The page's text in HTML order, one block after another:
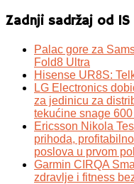
Zadnji sadržaj od IS
Palac gore za
Fold8 Ultra
Hisense UR8S:
LG Electronics
za jedinicu za
tekućine snage
Ericsson Nikola
prihoda,
poslova u prvom
Garmin CIRQA
zdravlje i fitness